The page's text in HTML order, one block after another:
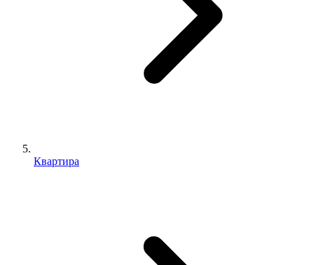
Квартира